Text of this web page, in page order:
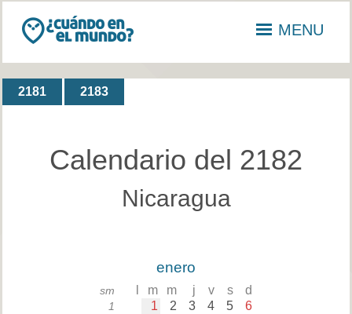
MENU
2181 2183
Calendario del 2182
Nicaragua
enero
sm m m j v s d
1 1 2 3 4 5 6